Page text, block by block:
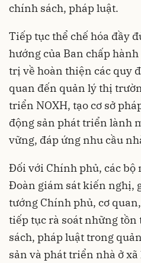
chính sách, pháp luật.
Tiếp tục thể chế hóa đầy
hướng của Ban chấp
trị về hoàn thiện các quy
quan đến quản lý thị
triển NOXH, tạo cơ sở
động sản phát triển lành
vững, đáp ứng nhu cầu
Đối với Chính phủ, các bộ
Đoàn giám sát kiến nghị,
tướng Chính phủ, cơ
tiếp tục rà soát những
sách, pháp luật trong
sản và phát triển nhà ở